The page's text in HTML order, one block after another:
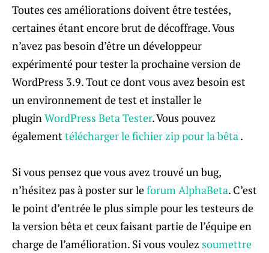
Toutes ces améliorations doivent être testées,
certaines étant encore brut de décoffrage. Vous
n’avez pas besoin d’être un développeur
expérimenté pour tester la prochaine version de
WordPress 3.9. Tout ce dont vous avez besoin est
un environnement de test et installer le
pluginWordPress Beta Tester. Vous pouvez
égalementtélécharger le fichier zip pour la bêta.
Si vous pensez que vous avez trouvé un bug,
n’hésitez pas à poster sur leforum AlphaBeta. C’est
le point d’entrée le plus simple pour les testeurs de
la version bêta et ceux faisant partie de l’équipe en
charge de l’amélioration. Si vous voulez soumettre